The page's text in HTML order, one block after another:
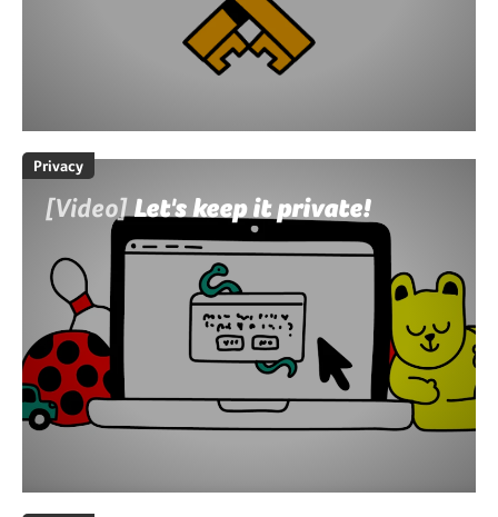
Privacy
[Video]Let's keep it private!